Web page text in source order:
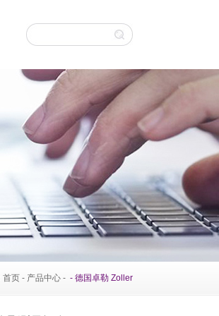
首页 - 产品中心 - - 德国卓勒 Zoller